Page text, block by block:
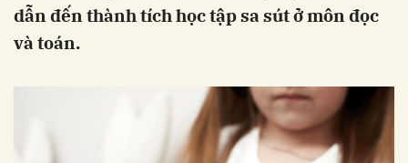
dẫn đến thành tích học tập sa sút ở môn đọc